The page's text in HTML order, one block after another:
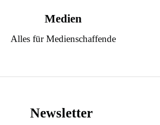
Medien
Alles für Medienschaffende
Newsletter